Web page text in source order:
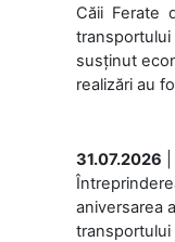
Căii Ferate
susținut
realizări au
31.07.2026
aniversarea
transportului